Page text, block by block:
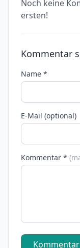
Noch keine
ersten!
Kommentar
Name *
E-Mail (optional)
Kommentar *